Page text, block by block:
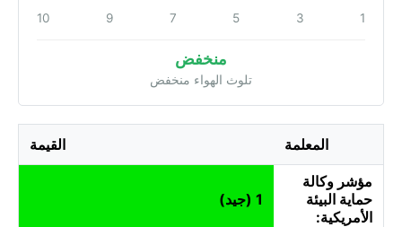
1
3
5
7
9
10
منخفض
تلوث الهواء منخفض
المعلمة القيمة
مؤشر وكالة
حماية البيئة
الأمريكية:
1 (جيد)